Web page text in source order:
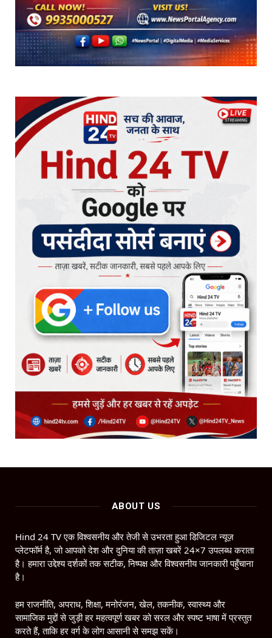
ABOUT US
Hind 24 TV एक विश्वसनीय और तेजी से उभरता हुआ डिजिटल न्यूज़
प्लेटफॉर्म है, जो आपको देश और दुनिया की ताज़ा खबरें 24×7 उपलब्ध कराता
है। हमारा उद्देश्य दर्शकों तक सटीक, निष्पक्ष और विश्वसनीय जानकारी पहुँचाना
है।
हम राजनीति, अपराध, शिक्षा, मनोरंजन, खेल, तकनीक, स्वास्थ्य और
सामाजिक मुद्दों से जुड़ी हर महत्वपूर्ण खबर को सरल और स्पष्ट भाषा में प्रस्तुत
करते हैं, ताकि हर वर्ग के लोग आसानी से समझ सकें।